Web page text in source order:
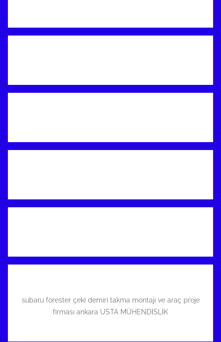
subaru forester çeki demiri takma montajı ve araç proje
firması ankara USTA MÜHENDİSLİK